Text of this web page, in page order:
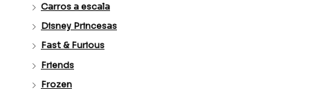
Carros a escala
Disney Princesas
Fast & Furious
Friends
Frozen